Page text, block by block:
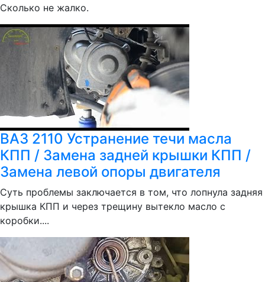
Сколько не жалко.
ВАЗ 2110 Устранение течи масла
КПП / Замена задней крышки КПП /
Замена левой опоры двигателя
Суть проблемы заключается в том, что лопнула задняя
крышка КПП и через трещину вытекло масло с
коробки....